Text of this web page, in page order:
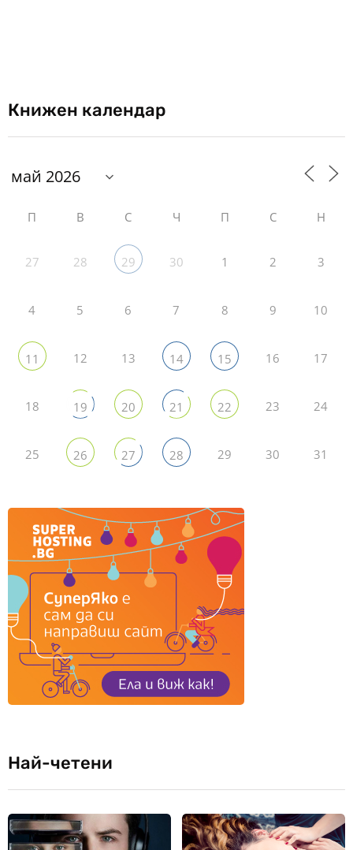
Книжен календар
П В С Ч П С Н
27 28 29 30 1 2 3
4 5 6 7 8 9 10
11 12 13 14 15 16 17
18 19 20 21 22 23 24
25 26 27 28 29 30 31
Най-четени